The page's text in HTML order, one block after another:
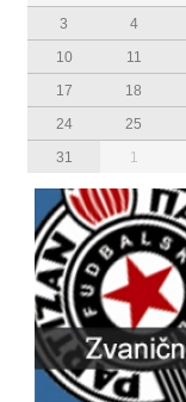
3
4
10
11
17
18
24
25
31
1